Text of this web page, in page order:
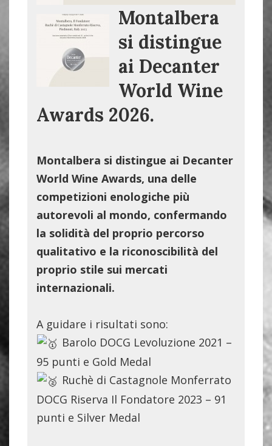
Montalbera
si distingue
ai Decanter
World Wine
Awards 2026.
Montalbera si distingue ai Decanter
World Wine Awards, una delle
competizioni enologiche più
autorevoli al mondo, confermando
la solidità del proprio percorso
qualitativo e la riconoscibilità del
proprio stile sui mercati
internazionali.
A guidare i risultati sono:
Barolo DOCG Levoluzione 2021 –
95 punti e Gold Medal
Ruchè di Castagnole Monferrato
DOCG Riserva Il Fondatore 2023 – 91
punti e Silver Medal